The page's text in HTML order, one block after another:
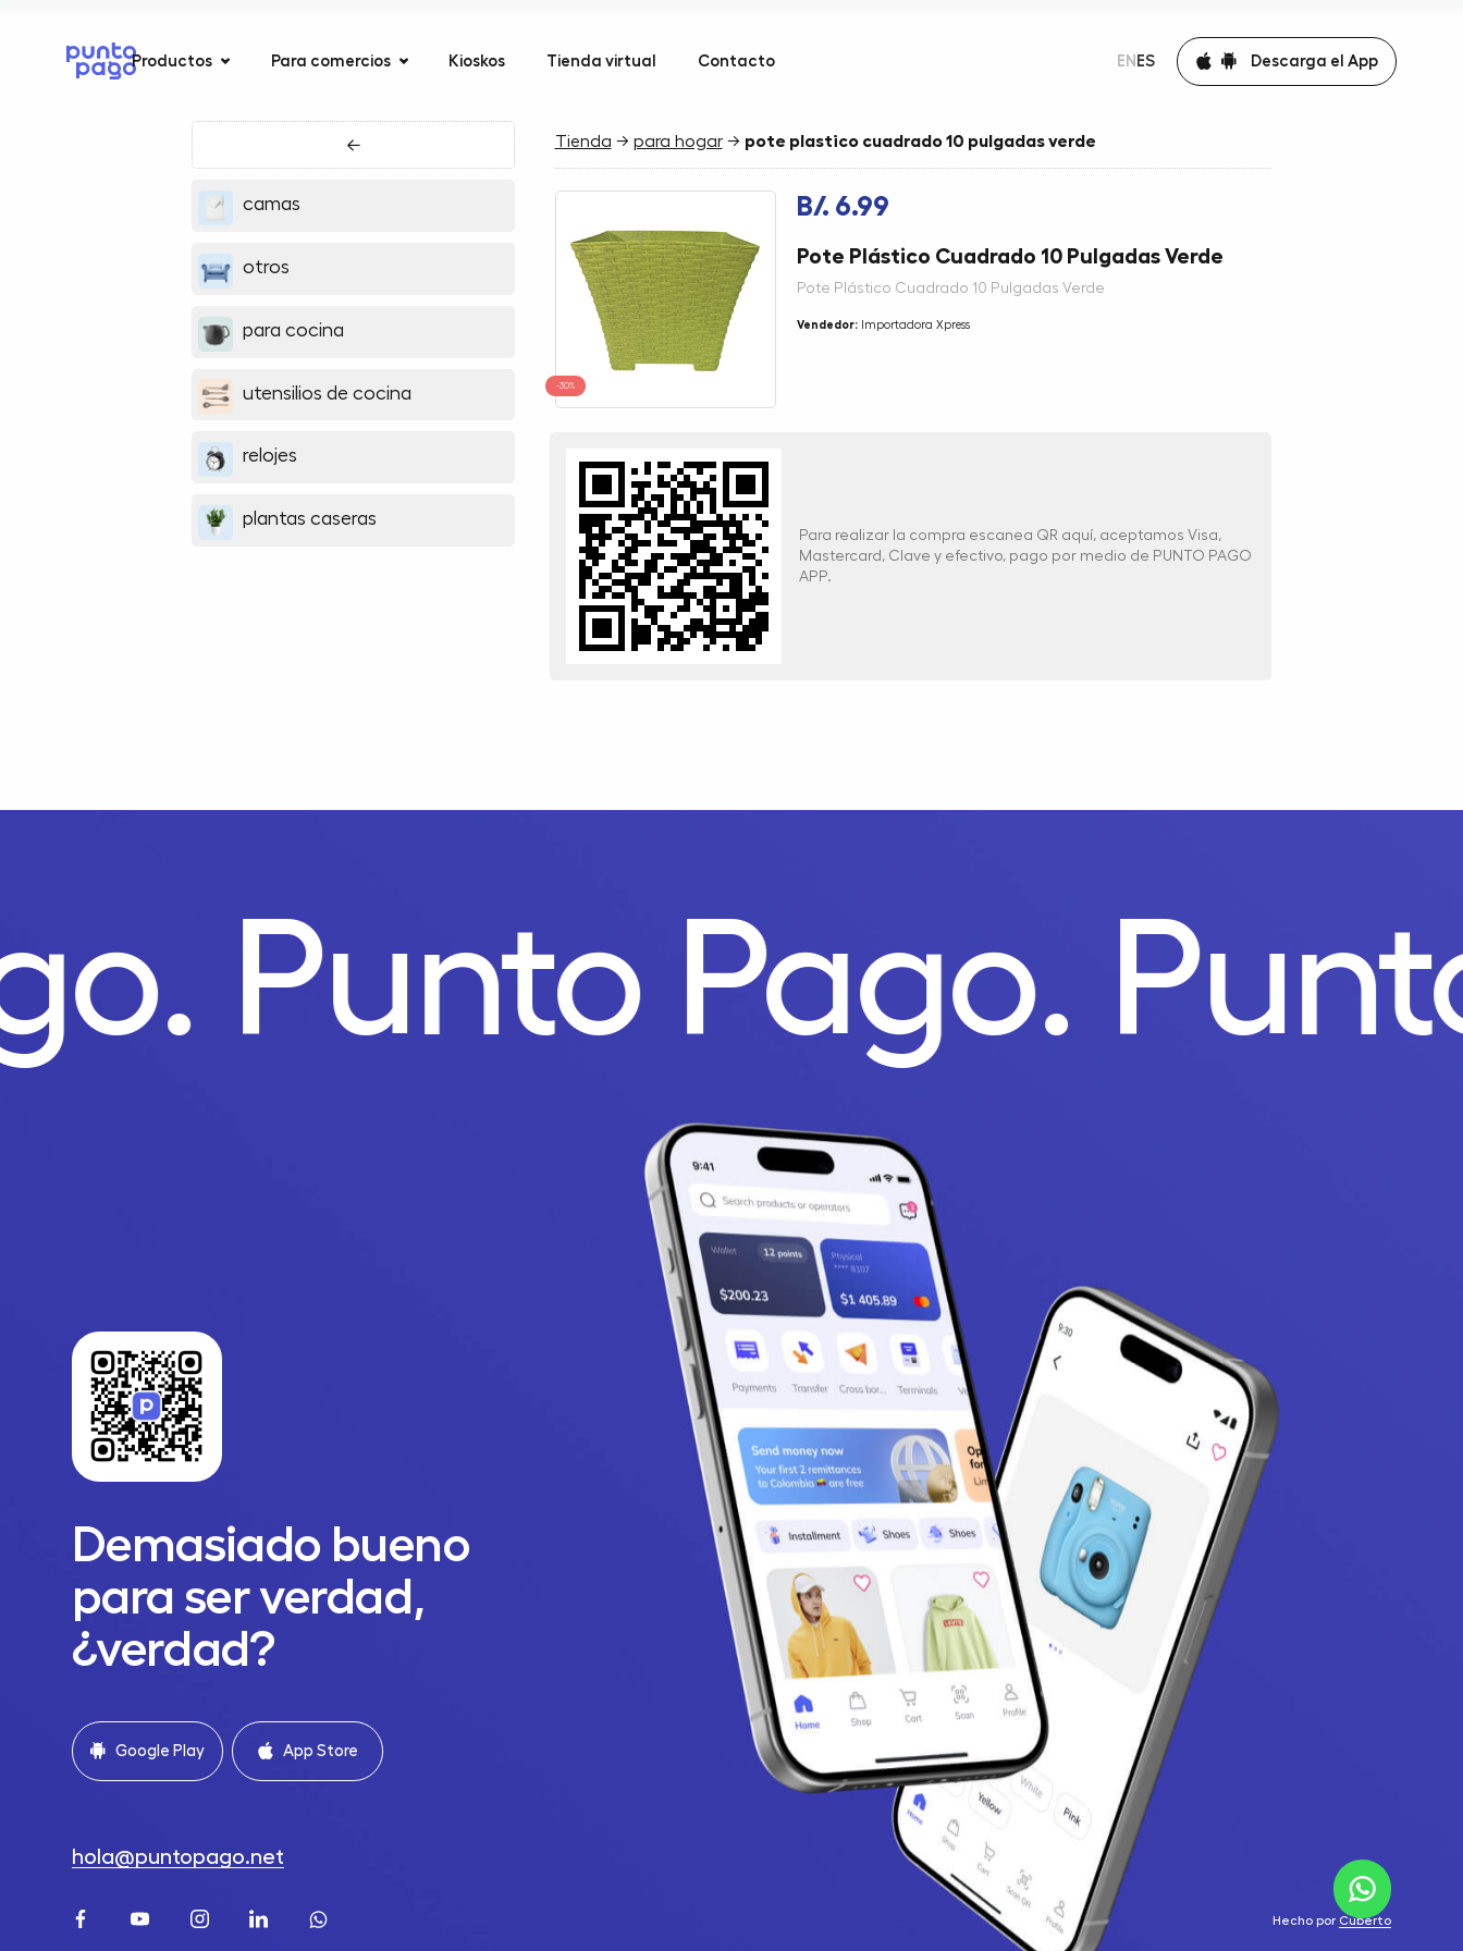
Productos Para comercios Kioskos Tienda virtual Contacto EN ES Descarga el App
←
camas
otros
para cocina
utensilios de cocina
relojes
plantas caseras
Tienda → para hogar→ pote plastico cuadrado 10 pulgadas verde
-30%
B/. 6.99
Pote Plástico Cuadrado 10 Pulgadas Verde
Pote Plástico Cuadrado 10 Pulgadas Verde
Vendedor:Importadora Xpress
Para realizar la compra escanea QR aquí, aceptamos Visa,
Mastercard, Clave y efectivo, pago por medio de PUNTO PAGO
APP.
Punto Pago.
Demasiado bueno
para ser verdad,
¿verdad?
Google Play App Store
hola@puntopago.net
Hecho por Cuberto